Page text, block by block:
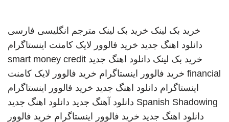
خرید بک لینک خرید بک لینک مترجم انگلیسی فارسی
دانلود اهنگ جدید خرید فالوور لایک کامنت اینستاگرام
خرید بک لینک دانلود اهنگ جدید smart money credit
financial خرید فالوور اینستاگرام خرید فالوور لایک کامنت
اینستاگرام دانلود اهنگ جدید خرید فالوور اینستاگرام
Spanish Shadowing دانلود آهنگ جدید دانلود اهنگ جدید
دانلود اهنگ جدید خرید فالوور اینستاگرام خرید فالوور